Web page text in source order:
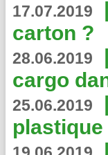
17.07.2019
carton ?
28.06.2019
cargo
25.06.2019
plastique